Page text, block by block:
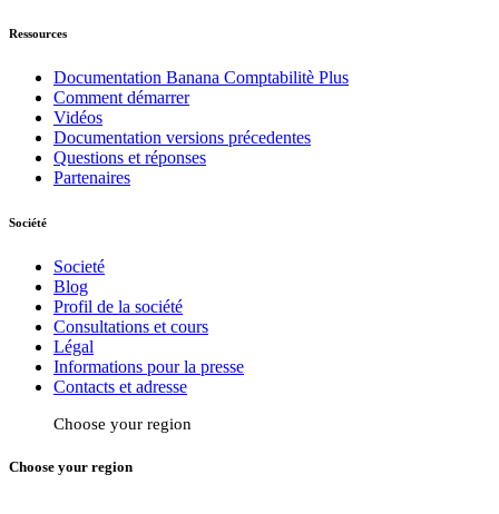
Ressources
Documentation Banana Comptabilitè Plus
Comment démarrer
Vidéos
Documentation versions précedentes
Questions et réponses
Partenaires
Société
Societé
Blog
Profil de la société
Consultations et cours
Légal
Informations pour la presse
Contacts et adresse
Choose your region
Choose your region